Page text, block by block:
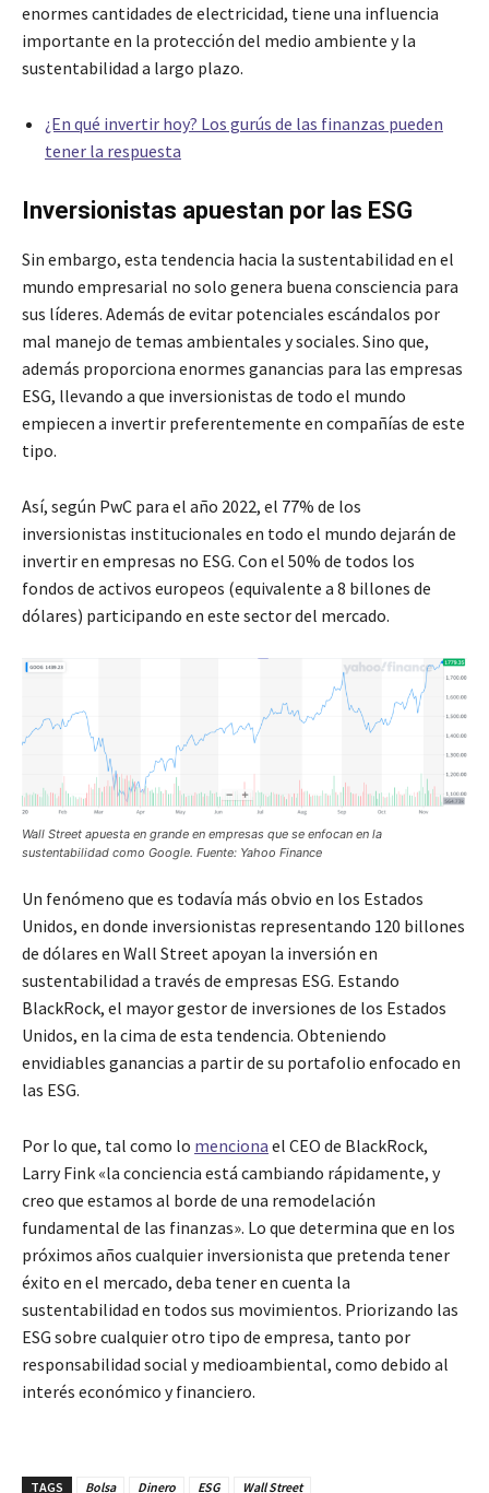
enormes cantidades de electricidad, tiene una influencia
importante en la protección del medio ambiente y la
sustentabilidad a largo plazo.
¿En qué invertir hoy? Los gurús de las finanzas pueden
tener la respuesta
Inversionistas apuestan por las ESG
Sin embargo, esta tendencia hacia la sustentabilidad en el
mundo empresarial no solo genera buena consciencia para
sus líderes. Además de evitar potenciales escándalos por
mal manejo de temas ambientales y sociales. Sino que,
además proporciona enormes ganancias para las empresas
ESG, llevando a que inversionistas de todo el mundo
empiecen a invertir preferentemente en compañías de este
tipo.
Así, según PwC para el año 2022, el 77% de los
inversionistas institucionales en todo el mundo dejarán de
invertir en empresas no ESG. Con el 50% de todos los
fondos de activos europeos (equivalente a 8 billones de
dólares) participando en este sector del mercado.
Wall Street apuesta en grande en empresas que se enfocan en la
sustentabilidad como Google. Fuente: Yahoo Finance
Un fenómeno que es todavía más obvio en los Estados
Unidos, en donde inversionistas representando 120 billones
de dólares en Wall Street apoyan la inversión en
sustentabilidad a través de empresas ESG. Estando
BlackRock, el mayor gestor de inversiones de los Estados
Unidos, en la cima de esta tendencia. Obteniendo
envidiables ganancias a partir de su portafolio enfocado en
las ESG.
Por lo que, tal como lo menciona el CEO de BlackRock,
Larry Fink «la conciencia está cambiando rápidamente, y
creo que estamos al borde de una remodelación
fundamental de las finanzas». Lo que determina que en los
próximos años cualquier inversionista que pretenda tener
éxito en el mercado, deba tener en cuenta la
sustentabilidad en todos sus movimientos. Priorizando las
ESG sobre cualquier otro tipo de empresa, tanto por
responsabilidad social y medioambiental, como debido al
interés económico y financiero.
TAGS Bolsa Dinero ESG Wall Street